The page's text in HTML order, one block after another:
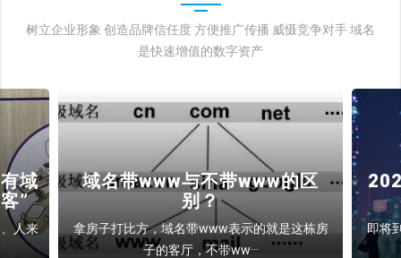
树立企业形象 创造品牌信任度 方便推广传播 威慑竞争对手 域名
是快速增值的数字资产
区
栋房
2025年：域名将在技术变革中
占主导地位
即将到来的2025年，我们将共同见证内容创作
者、品牌和企业在···